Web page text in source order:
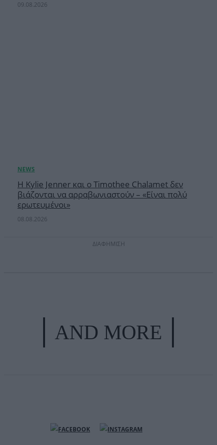
09.08.2026
Η Kylie Jenner και ο Timothee Chalamet δεν
βιάζονται να αρραβωνιαστούν – «Είναι πολύ
ερωτευμένοι»
08.08.2026
ΔΙΑΦΗΜΙΣΗ
AND MORE